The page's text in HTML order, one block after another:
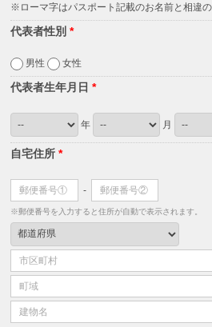
※ローマ字はパスポート記載のお名前と相違の
代表者性別*
男性 女性
代表者生年月日*
年 月
自宅住所*
-
※郵便番号を入力すると住所が自動で表示されます。